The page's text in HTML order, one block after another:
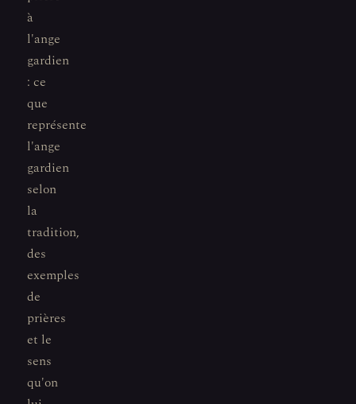
à
l'ange
gardien
: ce
que
représente
l'ange
gardien
selon
la
tradition,
des
exemples
de
prières
et le
sens
qu'on